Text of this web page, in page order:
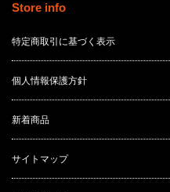
Store info
特定商取引に基づく表示
個人情報保護方針
新着商品
サイトマップ